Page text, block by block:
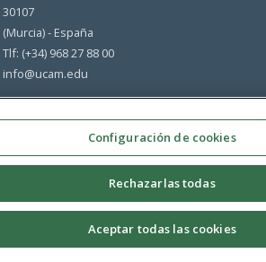
30107
(Murcia) - España
Tlf: (+34) 968 27 88 00
info@ucam.edu
Configuración de cookies
Rechazarlas todas
Aceptar todas las cookies